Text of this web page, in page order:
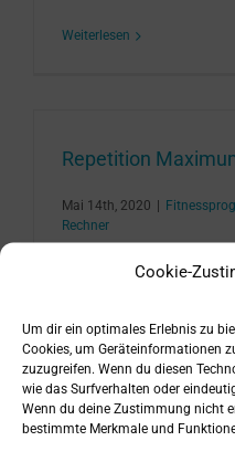
Cookie-
Um dir ein optimales Erlebnis zu
Cookies, um Geräteinformationen
zuzugreifen. Wenn du diesen
wie das Surfverhalten oder
Wenn du deine Zustimmung nicht
bestimmte Merkmale und
Weiterlesen
Repetition
Mai 14th, 2020 |
Rechner
ein Repetition Maximum
Maximum
Maximum (RM)? Das
Weiterlesen